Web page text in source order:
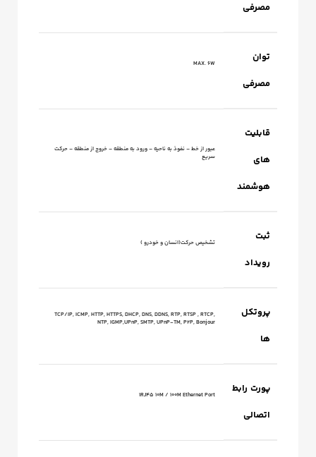
مصرفی
توان
مصرفی
MAX. 6W
قابلیت
های
هوشمند
عبور از خط – نفوذ به ناحیه – ورود به منطقه – خروج از منطقه – حرکت
سریع
ثبت
رویداد
تشخیص حرکت(انسان و خودرو )
پروتکل
ها
TCP/IP, ICMP, HTTP, HTTPS, DHCP, DNS, DDNS, RTP, RTSP , RTCP,
NTP, IGMP,UPnP, SMTP, UPnP-TM, P2P, Bonjour
پورت رابط
اتصالی
1RJ45 10M / 100M Ethernet Port